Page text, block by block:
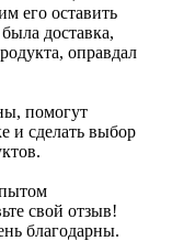
его оставить
доставка,
оправдал
помогут
и сделать выбор
свой отзыв!
благодарны.